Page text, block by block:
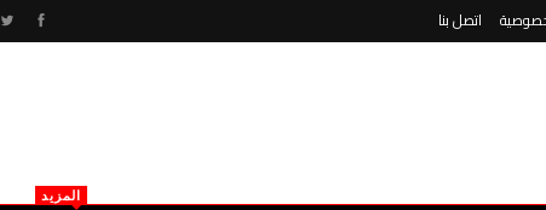
اتصل بنا
المزيد